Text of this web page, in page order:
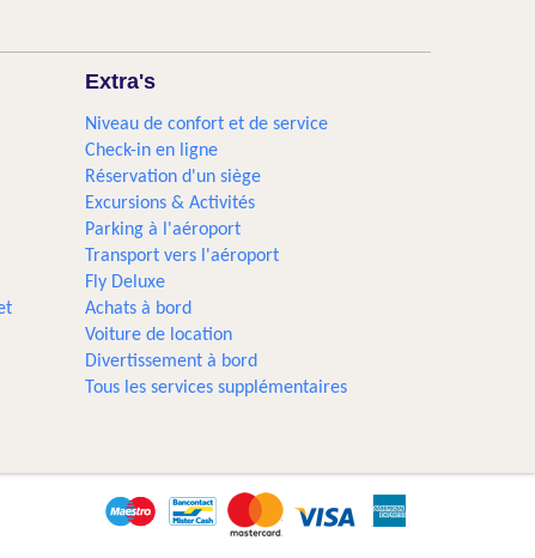
Extra's
Niveau de confort et de service
Check-in en ligne
Réservation d'un siège
Excursions & Activités​
Parking à l'aéroport
Transport vers l'aéroport
Fly Deluxe
Achats à bord
Voiture de location
Divertissement à bord
Tous les services supplémentaires